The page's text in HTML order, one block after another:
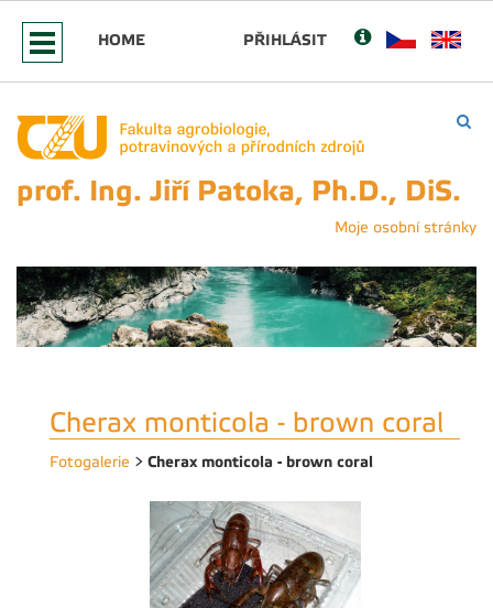
HOME PŘIHLÁSIT
prof. Ing. Jiří Patoka, Ph.D., DiS.
Moje osobní stránky
Cherax monticola - brown coral
Fotogalerie > Cherax monticola - brown coral